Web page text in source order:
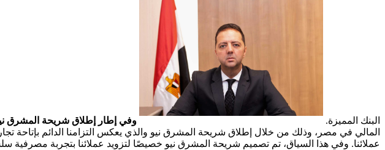
البنك المميزة. وفي إطار إطلاق شريحة المشرق
المالي في مصر، وذلك من خلال إطلاق شريحة المشرق نيو والذي يعكس التزامنا الدائم بإتاحة
عملائنا. وفي هذا السياق، تم تصميم شريحة المشرق نيو خصيصًا لتزويد عملائنا بتجربة مصرفية